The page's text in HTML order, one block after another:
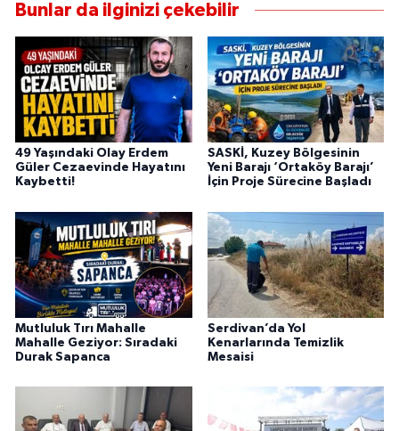
Bunlar da ilginizi çekebilir
49 Yaşındaki Olay Erdem
Güler Cezaevinde Hayatını
Kaybetti!
SASKİ, Kuzey Bölgesinin
Yeni Barajı ‘Ortaköy Barajı’
İçin Proje Sürecine Başladı
Mutluluk Tırı Mahalle
Mahalle Geziyor: Sıradaki
Durak Sapanca
Serdivan’da Yol
Kenarlarında Temizlik
Mesaisi